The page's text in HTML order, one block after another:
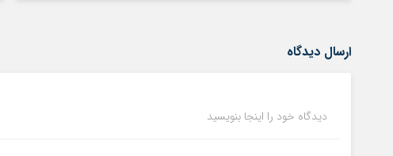
ارسال دیدگاه
دیدگاه خود را اینجا بنویسید